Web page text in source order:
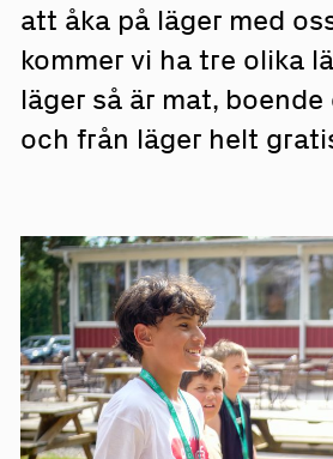
att åka på läger med
kommer vi ha tre olika
läger så är mat,
och från läger helt